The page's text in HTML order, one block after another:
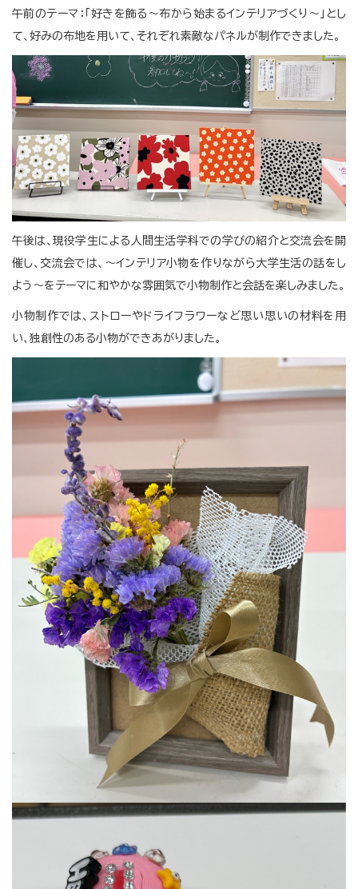
午前のテーマ：「好きを飾る～布から始まるインテリアづくり～」とし
て、好みの布地を用いて、それぞれ素敵なパネルが制作できました。
午後は、現役学生による人間生活学科での学びの紹介と交流会を開
催し、交流会では、～インテリア小物を作りながら大学生活の話をし
よう～をテーマに和やかな雰囲気で小物制作と会話を楽しみました。
小物制作では、ストローやドライフラワーなど思い思いの材料を用
い、独創性のある小物ができあがりました。